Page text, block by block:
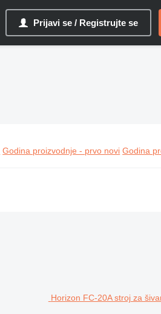
Prijavi se / Registrujte se
Godina proizvodnje - prvo novi Godina
Horizon FC-20A stroj za